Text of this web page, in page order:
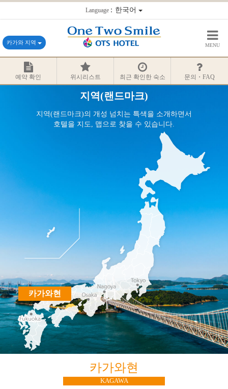
Language：한국어
카가와 지역 MENU
예약 확인 위시리스트 최근 확인한 숙소 문의・FAQ
지역(랜드마크)
지역(랜드마크)의 개성 넘치는 특색을 소개하면서
호텔을 지도, 맵으로 찾을 수 있습니다.
카가와현
카가와현
KAGAWA